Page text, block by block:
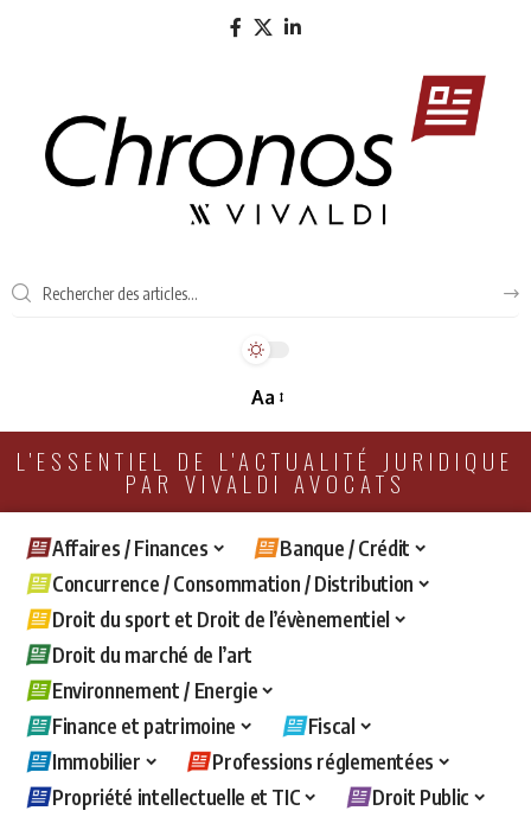
Aa
L'ESSENTIEL DE L'ACTUALITÉ JURIDIQUE
PAR VIVALDI AVOCATS
Affaires / Finances
Banque / Crédit
Concurrence / Consommation / Distribution
Droit du sport et Droit de l’évènementiel
Droit du marché de l’art
Environnement / Energie
Finance et patrimoine
Fiscal
Immobilier
Professions réglementées
Propriété intellectuelle et TIC
Droit Public